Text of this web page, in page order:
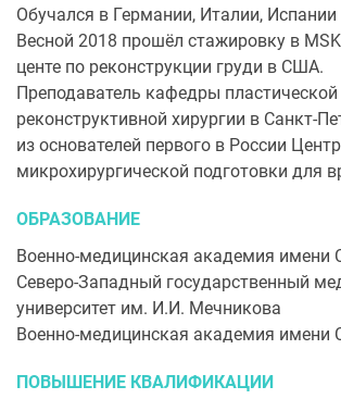
Обучался в Германии, Италии, Испании
Весной 2018 прошёл стажировку в
центе по реконструкции груди в США.
Преподаватель кафедры пластической
реконструктивной хирургии в Санкт-
из основателей первого в России
микрохирургической подготовки для
ОБРАЗОВАНИЕ
Военно-медицинская академия имени
Северо-Западный государственный
университет им. И.И. Мечникова
Военно-медицинская академия имени
ПОВЫШЕНИЕ КВАЛИФИКАЦИИ